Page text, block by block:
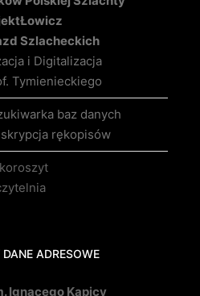
Łowicz
Szlacheckich
i Digitalizacja
Tymienieckiego
baz danych
rękopisów
ADRESOWE
Ignacego Kapicy